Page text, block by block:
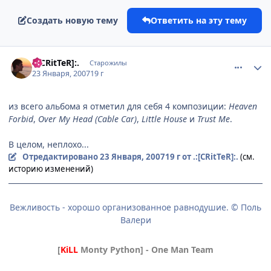
Создать новую тему Ответить на эту тему
.:[CRitTeR]:. Старожилы
23 Января, 200719 г
из всего альбома я отметил для себя 4 композиции: Heaven
Forbid, Over My Head (Cable Car), Little House и Trust Me.
В целом, неплохо...
Отредактировано23 Января, 200719 гот .:[CRitTeR]:. (см.
историю изменений)
Вежливость - хорошо организованное равнодушие. © Поль
Валери
[KiLL Monty Python] - One Man Team